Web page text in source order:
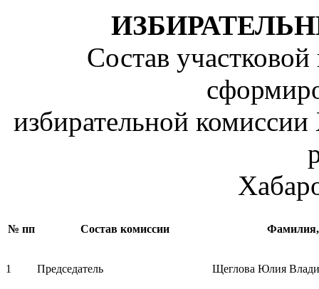
Состав
избирательной
№ пп Состав комиссии Фамилия,
1 Председатель Щеглова Юлия